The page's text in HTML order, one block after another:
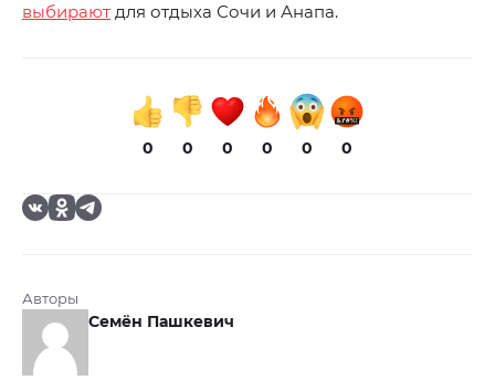
выбирают для отдыха Сочи и Анапа.
0 0 0 0 0 0
Авторы
Семён Пашкевич